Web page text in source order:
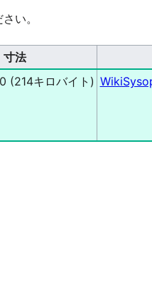
い。
寸法
(214キロバイト)